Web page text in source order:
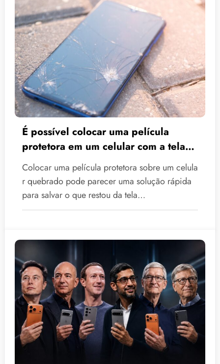
É possível colocar uma película
protetora em um celular com a tela
quebrada?
Colocar uma película protetora sobre um celula
r quebrado pode parecer uma solução rápida
para salvar o que restou da tela…